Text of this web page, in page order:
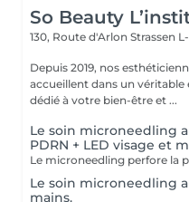
So Beauty
130, Route d'Arlon Strassen
Depuis 2019, nos
accueillent dans un
dédié à votre bien-être et ...
Le soin microneedling
PDRN + LED visage et
Le soin microneedling
mains.